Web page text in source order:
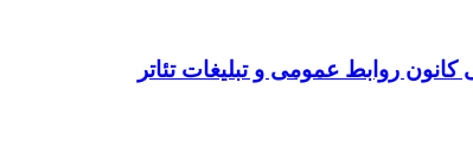
روابط عمومی و تبلیغات تئاتر